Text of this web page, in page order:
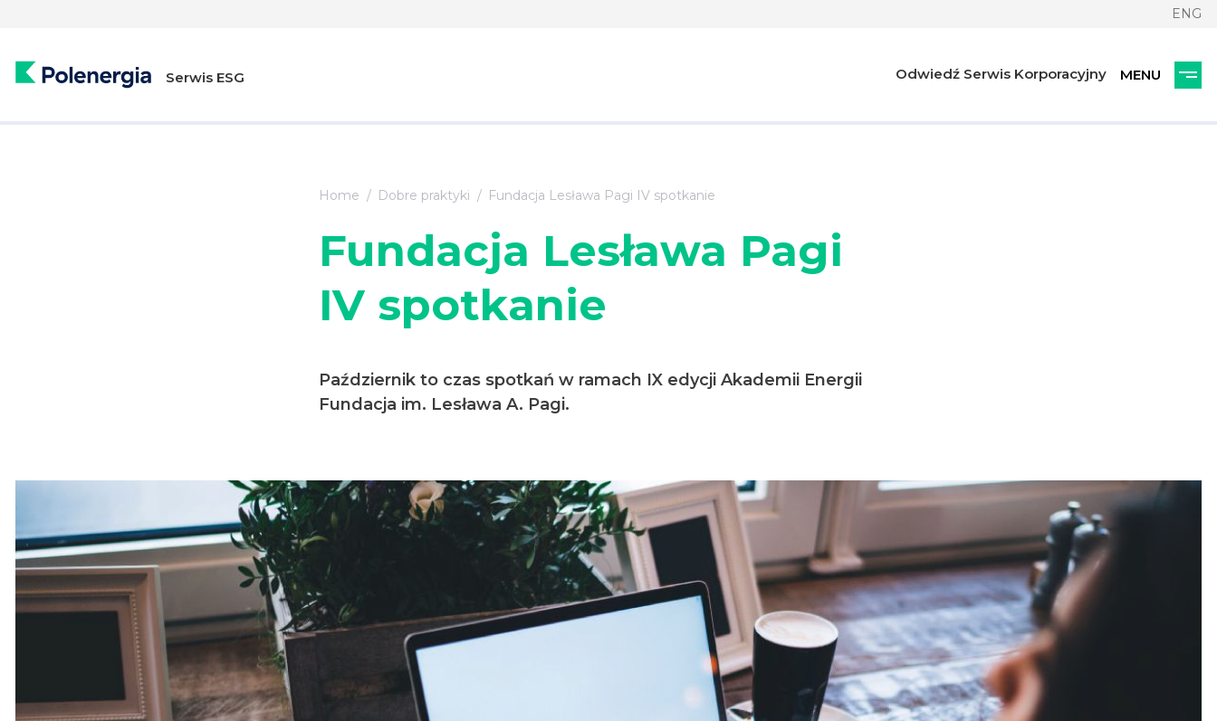
ENG
Serwis ESG Odwiedź Serwis Korporacyjny
Home Dobre praktyki Fundacja Lesława Pagi IV spotkanie
Fundacja Lesława Pagi
IV spotkanie
Październik to czas spotkań w ramach IX edycji Akademii Energii
Fundacja im. Lesława A. Pagi.